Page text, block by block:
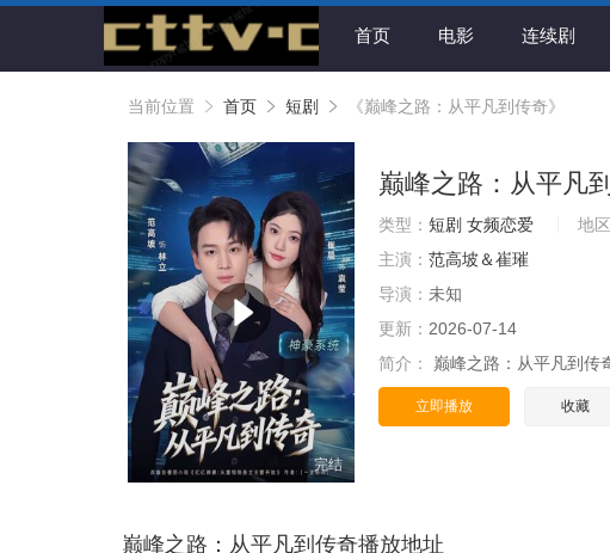
首页 电影 连续剧
当前位置 首页 短剧 《巅峰之路：从平凡到传奇》
完结
巅峰之路：从平凡
类型： 短剧 女频恋爱 地区
主演： 范高坡＆崔璀
导演： 未知
更新： 2026-07-14
简介：
巅峰之路：从平凡到传
立即播放 收藏
巅峰之路：从平凡到传奇播放地址